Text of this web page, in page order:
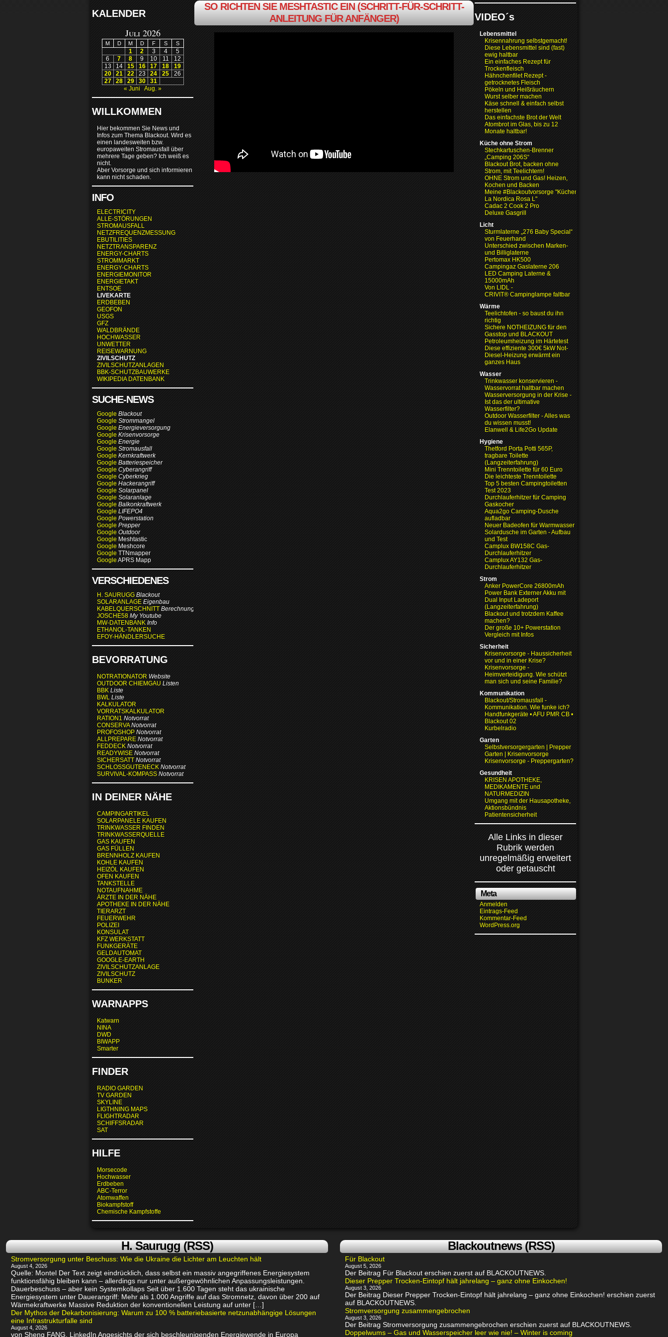
KALENDER
Juli 2026
M D M D F S S
1 2 3 4
5
6
7 8 9 10 11
12
13
14 15 16 17 18
19
20
21 22 23 24 25
26
27
28 29 30
31
« Juni
Aug. »
WILLKOMMEN
Hier bekommen Sie News und
Infos zum Thema Blackout. Wird es
einen landesweiten bzw.
europaweiten Stromausfall über
mehrere Tage geben? Ich weiß es
nicht.
Aber Vorsorge und sich informieren
kann nicht schaden.
INFO
ELECTRICITY
ALLE-STÖRUNGEN
STROMAUSFALL
NETZFREQUENZMESSUNG
EBUTILITIES
NETZTRANSPARENZ
ENERGY-CHARTS
STROMMARKT
ENERGY-CHARTS
ENERGIEMONITOR
ENERGIETAKT
ENTSOE
LIVEKARTE
ERDBEBEN
GEOFON
USGS
GFZ
WALDBRÄNDE
HOCHWASSER
UNWETTER
REISEWARNUNG
ZIVILSCHUTZ
ZIVILSCHUTZANLAGEN
BBK-SCHUTZBAUWERKE
WIKIPEDIA DATENBANK
SUCHE-NEWS
Google Blackout
Google Strommangel
Google Energieversorgung
Google Krisenvorsorge
Google Energie
Google Stromausfall
Google Kernkraftwerk
Google Batteriespeicher
Google Cyberangriff
Google Cyberkrieg
Google Hackerangriff
Google Solarpanel
Google Solaranlage
Google Balkonkraftwerk
Google LIFEPO4
Google Powerstation
Google Prepper
Google Outdoor
Google Meshtastic
Google Meshcore
Google TTNmapper
Google APRS Mapp
VERSCHIEDENES
H. SAURUGG Blackout
SOLARANLAGE Eigenbau
KABELQUERSCHNITT Berechnung
JOSCHE58 My Youtube
MW-DATENBANK Info
ETHANOL-TANKEN
EFOY-HÄNDLERSUCHE
BEVORRATUNG
NOTRATIONATOR Website
OUTDOOR CHIEMGAU Listen
BBK Liste
BWL Liste
KALKULATOR
VORRATSKALKULATOR
RATION1 Notvorrat
CONSERVA Notvorrat
PROFOSHOP Notvorrat
ALLPREPARE Notvorrat
FEDDECK Notvorrat
READYWISE Notvorrat
SICHERSATT Notvorrat
SCHLOSSGUTENECK Notvorrat
SURVIVAL-KOMPASS Notvorrat
IN DEINER NÄHE
CAMPINGARTIKEL
SOLARPANELE KAUFEN
TRINKWASSER FINDEN
TRINKWASSERQUELLE
GAS KAUFEN
GAS FÜLLEN
BRENNHOLZ KAUFEN
KOHLE KAUFEN
HEIZÖL KAUFEN
OFEN KAUFEN
TANKSTELLE
NOTAUFNAHME
ÄRZTE IN DER NÄHE
APOTHEKE IN DER NÄHE
TIERARZT
FEUERWEHR
POLIZEI
KONSULAT
KFZ WERKSTATT
FUNKGERÄTE
GELDAUTOMAT
GOOGLE-EARTH
ZIVILSCHUTZANLAGE
ZIVILSCHUTZ
BUNKER
WARNAPPS
Katwarn
NINA
DWD
BIWAPP
Smarter
FINDER
RADIO GARDEN
TV GARDEN
SKYLINE
LIGTHNING MAPS
FLIGHTRADAR
SCHIFFSRADAR
SAT
HILFE
Morsecode
Hochwasser
Erdbeben
ABC-Terror
Atomwaffen
Biokampfstoff
Chemische Kampfstoffe
SO RICHTEN SIE MESHTASTIC EIN (SCHRITT-FÜR-SCHRITT-
ANLEITUNG FÜR ANFÄNGER)
VIDEO´s
Lebensmittel
Krisennahrung selbstgemacht!
Diese Lebensmittel sind (fast)
ewig haltbar
Ein einfaches Rezept für
Trockenfleisch
Hähnchenfilet Rezept -
getrocknetes Fleisch
Pökeln und Heißräuchern
Wurst selber machen
Käse schnell & einfach selbst
herstellen
Das einfachste Brot der Welt
Atombrot im Glas, bis zu 12
Monate haltbar!
Küche ohne Strom
Stechkartuschen-Brenner
„Camping 206S“
Blackout Brot, backen ohne
Strom, mit Teelichtern!
OHNE Strom und Gas! Heizen,
Kochen und Backen
Meine #Blackoutvorsorge "Küchenofen
La Nordica Rosa L"
Cadac 2 Cook 2 Pro
Deluxe Gasgrill
Licht
Sturmlaterne „276 Baby Special“
von Feuerhand
Unterschied zwischen Marken-
und Billiglaterne
Pertomax HK500
Campingaz Gaslaterne 206
LED Camping Laterne &
15000mAh
Von LIDL -
CRIVIT® Campinglampe faltbar
Wärme
Teelichtofen - so baust du ihn
richtig
Sichere NOTHEIZUNG für den
Gasstop und BLACKOUT
Petroleumheizung im Härtetest
Diese effiziente 300€ 5kW Not-
Diesel-Heizung erwärmt ein
ganzes Haus
Wasser
Trinkwasser konservieren -
Wasservorrat haltbar machen
Wasserversorgung in der Krise -
Ist das der ultimative
Wasserfilter?
Outdoor Wasserfilter - Alles was
du wissen musst!
Elanwell & Life2Go Update
Hygiene
Thetford Porta Potti 565P,
tragbare Toilette
(Langzeiterfahrung)
Mini Trenntoilette für 60 Euro
Die leichteste Trenntoilette
Top 5 besten Campingtoiletten
Test 2023
Durchlauferhitzer für Camping
Gaskocher
Aqua2go Camping-Dusche
aufladbar
Neuer Badeofen für Warmwasser
Solardusche im Garten - Aufbau
und Test
Camplux BW158C Gas-
Durchlauferhitzer
Camplux AY132 Gas-
Durchlauferhitzer
Strom
Anker PowerCore 26800mAh
Power Bank Externer Akku mit
Dual Input Ladeport
(Langzeiterfahrung)
Blackout und trotzdem Kaffee
machen?
Der große 10+ Powerstation
Vergleich mit Infos
Sicherheit
Krisenvorsorge - Haussicherheit
vor und in einer Krise?
Krisenvorsorge -
Heimverteidigung. Wie schützt
man sich und seine Familie?
Kommunikation
Blackout/Stromausfall -
Kommunikation. Wie funke ich?
Handfunkgeräte • AFU PMR CB •
Blackout 02
Kurbelradio
Garten
Selbstversorgergarten | Prepper
Garten | Krisenvorsorge
Krisenvorsorge - Preppergarten?
Gesundheit
KRISEN APOTHEKE,
MEDIKAMENTE und
NATURMEDIZIN
Umgang mit der Hausapotheke,
Aktionsbündnis
Patientensicherheit
Alle Links in dieser
Rubrik werden
unregelmäßig erweitert
oder getauscht
Meta
Anmelden
Eintrags-Feed
Kommentar-Feed
WordPress.org
H. Saurugg (RSS)
Stromversorgung unter Beschuss: Wie die Ukraine die Lichter am Leuchten hält
August 4, 2026
Quelle: Montel Der Text zeigt eindrücklich, dass selbst ein massiv angegriffenes Energiesystem
funktionsfähig bleiben kann – allerdings nur unter außergewöhnlichen Anpassungsleistungen.
Dauerbeschuss – aber kein Systemkollaps Seit über 1.600 Tagen steht das ukrainische
Energiesystem unter Dauerangriff: Mehr als 1.000 Angriffe auf das Stromnetz, davon über 200 auf
Wärmekraftwerke Massive Reduktion der konventionellen Leistung auf unter […]
Der Mythos der Dekarbonisierung: Warum zu 100 % batteriebasierte netzunabhängige Lösungen
eine Infrastrukturfalle sind
August 4, 2026
von Sheng FANG, LinkedIn Angesichts der sich beschleunigenden Energiewende in Europa
Blackoutnews (RSS)
Für Blackout
August 5, 2026
Der Beitrag Für Blackout erschien zuerst auf BLACKOUTNEWS.
Dieser Prepper Trocken-Eintopf hält jahrelang – ganz ohne Einkochen!
August 3, 2026
Der Beitrag Dieser Prepper Trocken-Eintopf hält jahrelang – ganz ohne Einkochen! erschien zuerst
auf BLACKOUTNEWS.
Stromversorgung zusammengebrochen
August 3, 2026
Der Beitrag Stromversorgung zusammengebrochen erschien zuerst auf BLACKOUTNEWS.
Doppelwums – Gas und Wasserspeicher leer wie nie! – Winter is coming